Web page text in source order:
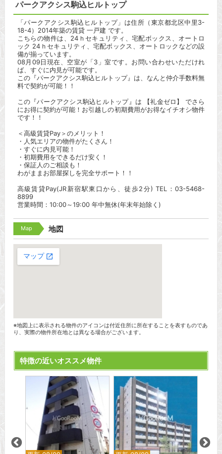
パークアクシス駒込ヒルトップ
「パークアクシス駒込ヒルトップ」は住所（東京都北区中里3-
18-4）2014年築の賃貸 一戸建 です。
こちらの物件は、24ｈセキュリティ、宅配ボックス、オートロ
ック 24ｈセキュリティ、宅配ボックス、オートロックなどの設
備が揃っています。
08月09日現在、空室が「3」室です。お問い合わせいただけれ
ば、すぐに内見が可能です。
この『パークアクシス駒込ヒルトップ』は、なんと仲介手数料無
料で契約が可能！！
この『パークアクシス駒込ヒルトップ』は 【礼金ゼロ】 でさら
にお得に契約が可能！お引越しの初期費用がお得なイチオシ物件
です！！
＜高級賃貸Pay＞のメリット！
・人気エリアの物件がたくさん！
・すぐに内見可能！
・初期費用をできるだけ安く！
・保証人のご相談も！
わがままお部屋探しを完全サポート！！
高級賃貸Pay(JR新宿駅東口から、徒歩2分) TEL：03-5468-
8899
営業時間：10:00～19:00 年中無休(年末年始除く)
Map 地図
※地図上に表示される物件のアイコンは付近住所に所在することを表すものであ
り、実際の物件所在地とは異なる場合がございます。
特徴の近いオススメ物件